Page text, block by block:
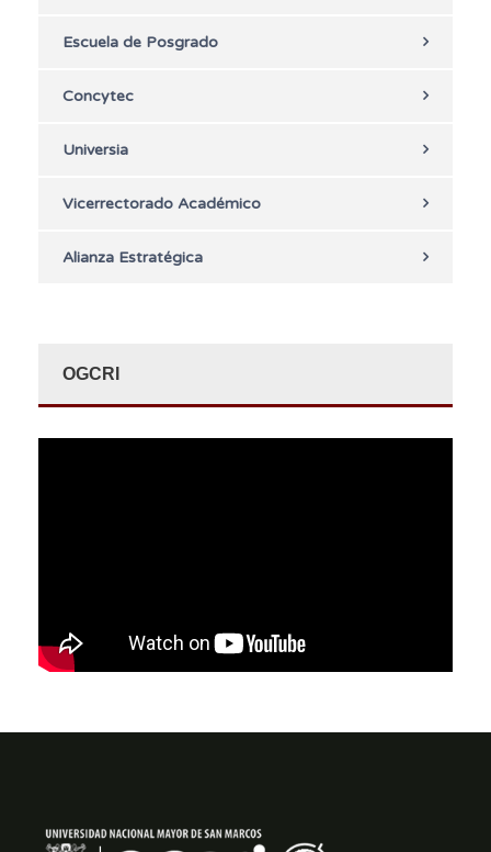
Escuela de Posgrado
Concytec
Universia
Vicerrectorado Académico
Alianza Estratégica
OGCRI